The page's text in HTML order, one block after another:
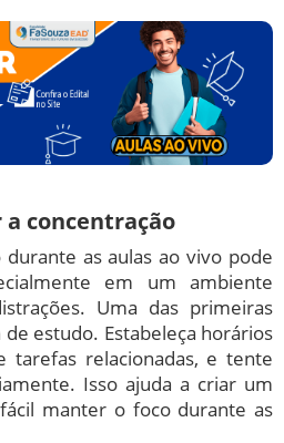
concentração
as aulas ao vivo pode
em um ambiente
Uma das primeiras
estudo. Estabeleça horários
tarefas relacionadas, e tente
Isso ajuda a criar um
manter o foco durante as